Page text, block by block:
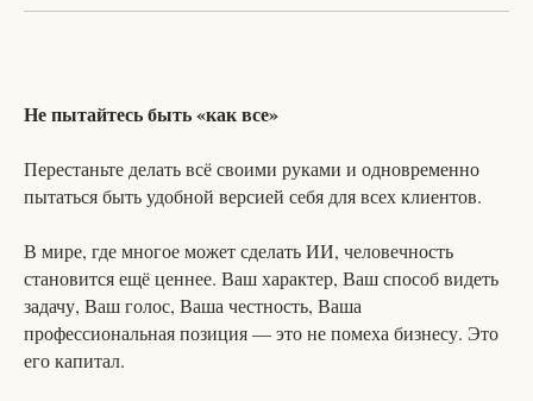
Не пытайтесь быть «как все»
Перестаньте делать всё своими руками и одновременно
пытаться быть удобной версией себя для всех клиентов.
В мире, где многое может сделать ИИ, человечность
становится ещё ценнее. Ваш характер, Ваш способ видеть
задачу, Ваш голос, Ваша честность, Ваша
профессиональная позиция — это не помеха бизнесу. Это
его капитал.